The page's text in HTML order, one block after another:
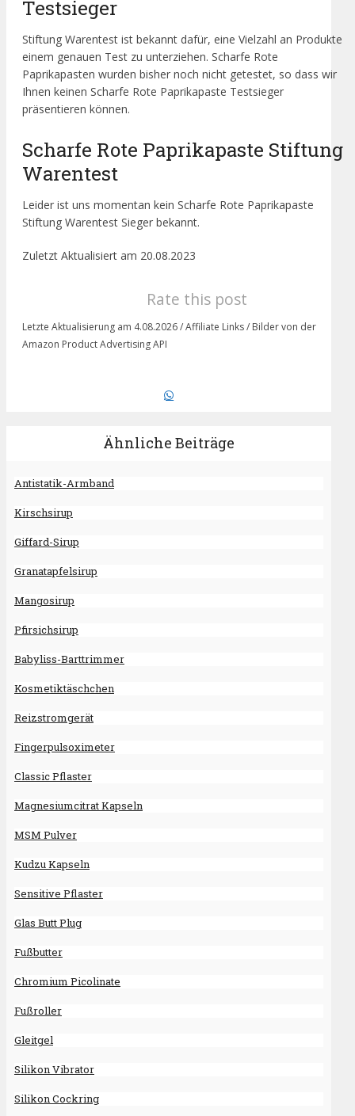
Testsieger
Stiftung Warentest ist bekannt dafür, eine Vielzahl an Produkte
einem genauen Test zu unterziehen. Scharfe Rote
Paprikapasten wurden bisher noch nicht getestet, so dass wir
Ihnen keinen Scharfe Rote Paprikapaste Testsieger
präsentieren können.
Scharfe Rote Paprikapaste Stiftung
Warentest
Leider ist uns momentan kein Scharfe Rote Paprikapaste
Stiftung Warentest Sieger bekannt.
Zuletzt Aktualisiert am 20.08.2023
Rate this post
Letzte Aktualisierung am 4.08.2026 / Affiliate Links / Bilder von der
Amazon Product Advertising API
Ähnliche Beiträge
Antistatik-Armband
Kirschsirup
Giffard-Sirup
Granatapfelsirup
Mangosirup
Pfirsichsirup
Babyliss-Barttrimmer
Kosmetiktäschchen
Reizstromgerät
Fingerpulsoximeter
Classic Pflaster
Magnesiumcitrat Kapseln
MSM Pulver
Kudzu Kapseln
Sensitive Pflaster
Glas Butt Plug
Fußbutter
Chromium Picolinate
Fußroller
Gleitgel
Silikon Vibrator
Silikon Cockring